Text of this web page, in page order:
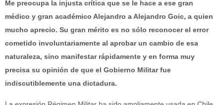
Me preocupa la injusta crítica que se le hace a ese gran
médico y gran académico Alejandro a Alejandro Goic, a quien
mucho aprecio. Su gran mérito es no sólo reconocer el error
cometido involuntariamente al aprobar un cambio de esa
naturaleza, sino manifestar rápidamente y en forma muy
precisa su opinión de que el Gobierno Militar fue
indiscutiblemente una dictadura.